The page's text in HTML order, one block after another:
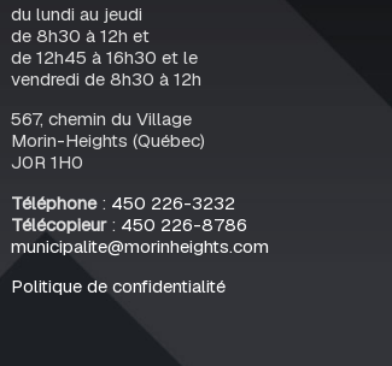
du lundi au jeudi
de 8h30 à 12h et
de 12h45 à 16h30 et le
vendredi de 8h30 à 12h
567, chemin du Village
Morin-Heights (Québec)
J0R 1H0
Téléphone: 450 226-3232
Télécopieur: 450 226-8786
municipalite@morinheights.com
Politique de confidentialité